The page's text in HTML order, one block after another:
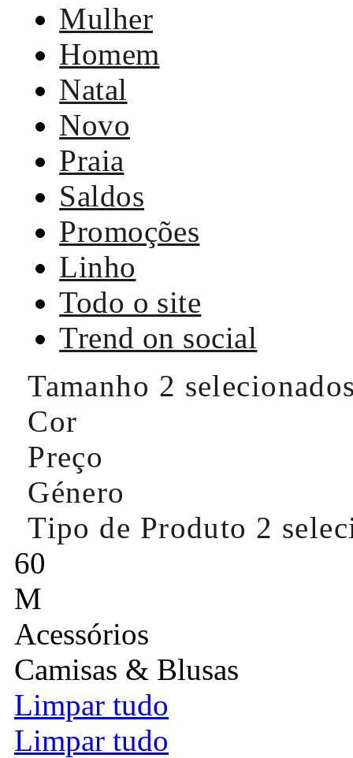
Mulher
Homem
Natal
Novo
Praia
Saldos
Promoções
Linho
Todo o site
Trend on social
Tamanho 2
Cor
Preço
Género
Tipo de Produto 2
60
M
Acessórios
Camisas & Blusas
Limpar tudo
Limpar tudo